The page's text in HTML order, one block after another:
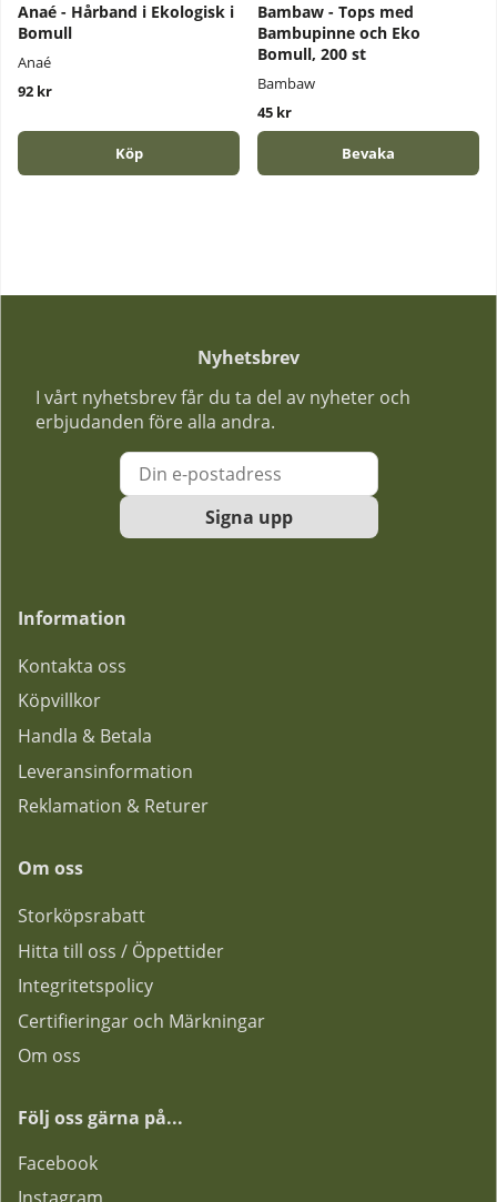
Anaé - Hårband i Ekologisk i
Bomull
Anaé
92 kr
Köp
Bambaw - Tops med
Bambupinne och Eko
Bomull, 200 st
Bambaw
45 kr
Bevaka
Nyhetsbrev
I vårt nyhetsbrev får du ta del av nyheter och
erbjudanden före alla andra.
Signa upp
Information
Kontakta oss
Köpvillkor
Handla & Betala
Leveransinformation
Reklamation & Returer
Om oss
Storköpsrabatt
Hitta till oss / Öppettider
Integritetspolicy
Certifieringar och Märkningar
Om oss
Följ oss gärna på...
Facebook